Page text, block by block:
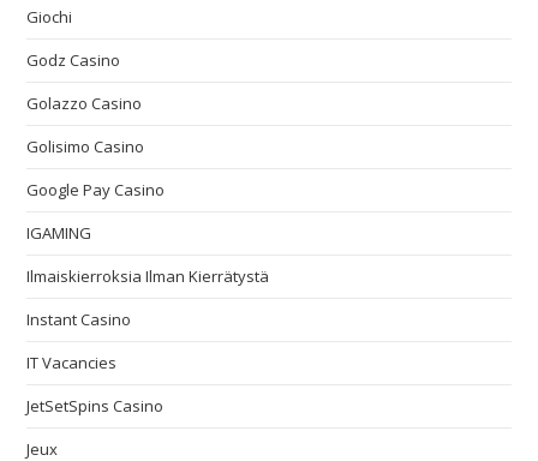
Giochi
Godz Casino
Golazzo Casino
Golisimo Casino
Google Pay Casino
IGAMING
Ilmaiskierroksia Ilman Kierrätystä
Instant Casino
IT Vacancies
JetSetSpins Casino
Jeux